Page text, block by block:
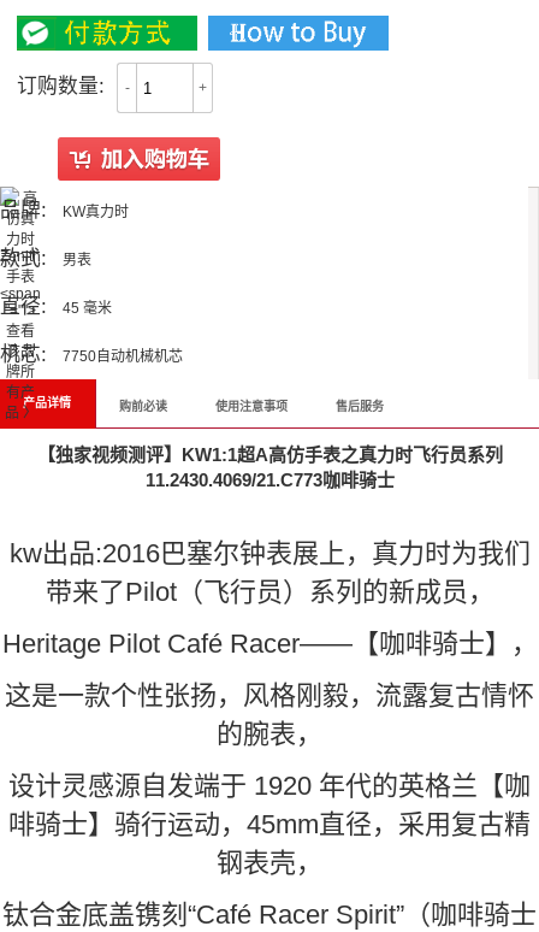
订购数量: - +
<span
"="">
查看
该品
牌所
有产
品 〉
品牌: KW真力时
款式: 男表
直径: 45 毫米
机芯: 7750自动机械机芯
产品详情 购前必读 使用注意事项 售后服务
【独家视频测评】KW1:1超A高仿手表之真力时飞行员系列
11.2430.4069/21.C773咖啡骑士
kw出品:2016巴塞尔钟表展上，真力时为我们
带来了Pilot（飞行员）系列的新成员，
Heritage Pilot Café Racer——【咖啡骑士】，
这是一款个性张扬，风格刚毅，流露复古情怀
的腕表，
设计灵感源自发端于 1920 年代的英格兰【咖
啡骑士】骑行运动， 45mm直径，采用复古精
钢表壳，
钛合金底盖镌刻“Café Racer Spirit”（咖啡骑士